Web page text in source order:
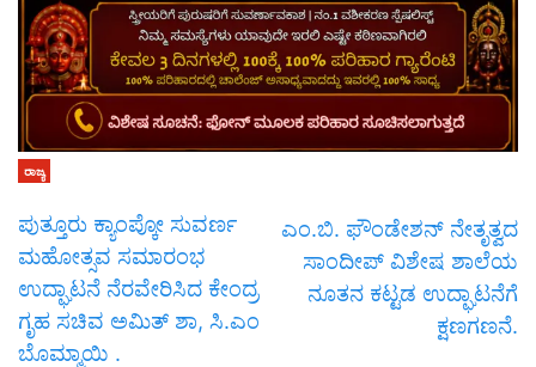
ರಾಜ್ಯ
ಪುತ್ತೂರು ಕ್ಯಾಂಪ್ಕೋ ಸುವರ್ಣ
ಮಹೋತ್ಸವ ಸಮಾರಂಭ
ಉದ್ಘಾಟನೆ ನೆರವೇರಿಸಿದ ಕೇಂದ್ರ
ಗೃಹ ಸಚಿವ ಅಮಿತ್ ಶಾ, ಸಿ.ಎಂ
ಬೊಮ್ಮಾಯಿ .
ಎಂ.ಬಿ. ಫೌಂಡೇಶನ್ ನೇತೃತ್ವದ
ಸಾಂದೀಪ್ ವಿಶೇಷ ಶಾಲೆಯ
ನೂತನ ಕಟ್ಟಡ ಉದ್ಘಾಟನೆಗೆ
ಕ್ಷಣಗಣನೆ.